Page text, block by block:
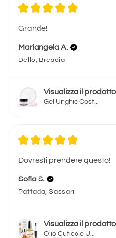
★ ★ ★ ★ ★
Grande!
Mariangela A.
Dello, Brescia
Visualizza il prodotto
Gel Unghie Cost...
★ ★ ★ ★ ★
Dovresti prendere questo!
Sofia S.
Pattada, Sassari
Visualizza il prodotto
Olio Cuticole U...